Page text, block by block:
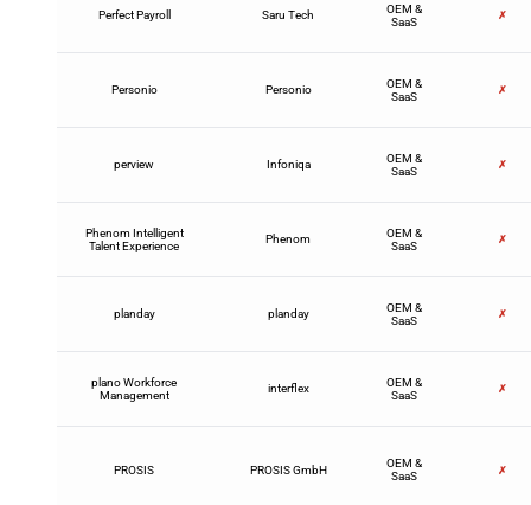
Perfect Payroll Saru Tech
OEM &
SaaS
✗
Personio Personio
OEM &
SaaS
✗
perview Infoniqa
OEM &
SaaS
✗
Phenom Intelligent
Talent Experience
Phenom
OEM &
SaaS
✗
planday planday
OEM &
SaaS
✗
plano Workforce
Management
interflex
OEM &
SaaS
✗
PROSIS PROSIS GmbH
OEM &
SaaS
✗